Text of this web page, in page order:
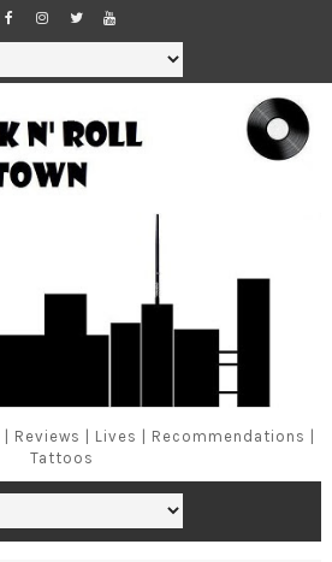
Reviews | Lives | Recommendations |
Tattoos